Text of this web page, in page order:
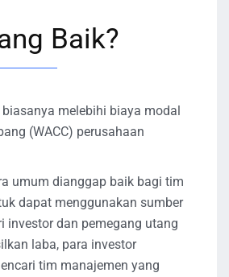
Baik?
biasanya melebihi biaya modal
(WACC) perusahaan
umum dianggap baik bagi tim
dapat menggunakan sumber
investor dan pemegang utang
laba, para investor
tim manajemen yang